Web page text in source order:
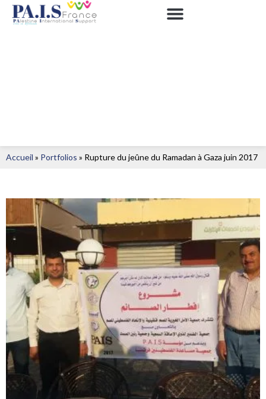
Accueil » Portfolios » Rupture du jeûne du Ramadan à Gaza juin 2017